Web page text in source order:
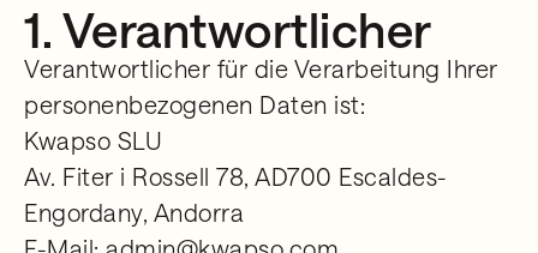
1. Verantwortlicher
Verantwortlicher für die Verarbeitung Ihrer
personenbezogenen Daten ist:
Kwapso SLU
Av. Fiter i Rossell 78, AD700 Escaldes-
Engordany, Andorra